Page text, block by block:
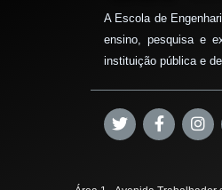
A Escola de
ensino, pesquisa e
instituição pública e de